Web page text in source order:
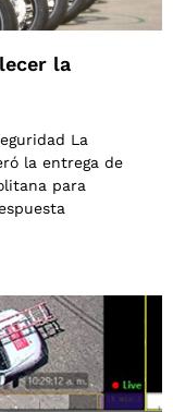
la
La
la entrega de
para